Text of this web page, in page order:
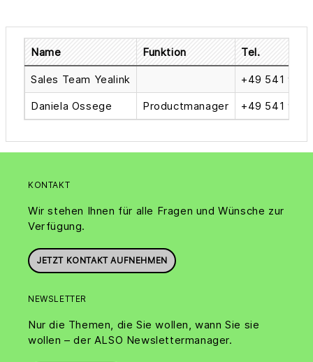
Name Funktion Tel.
Sales Team Yealink
+49 541
Daniela Ossege
Productmanager +49 541
KONTAKT
Wir stehen Ihnen für alle Fragen und Wünsche zur
Verfügung.
JETZT KONTAKT AUFNEHMEN
NEWSLETTER
Nur die Themen, die Sie wollen, wann Sie sie
wollen – der ALSO Newslettermanager.